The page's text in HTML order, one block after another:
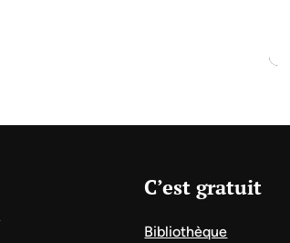
C’est gratuit
Bibliothèque